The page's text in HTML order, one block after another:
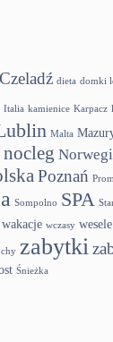
Czeladź dieta domki
Italia kamienice Karpacz
Malta
nocleg
Poznań Prom
Sompolno SPA
wakacje wczasy wesele
zabytki
Śnieżka